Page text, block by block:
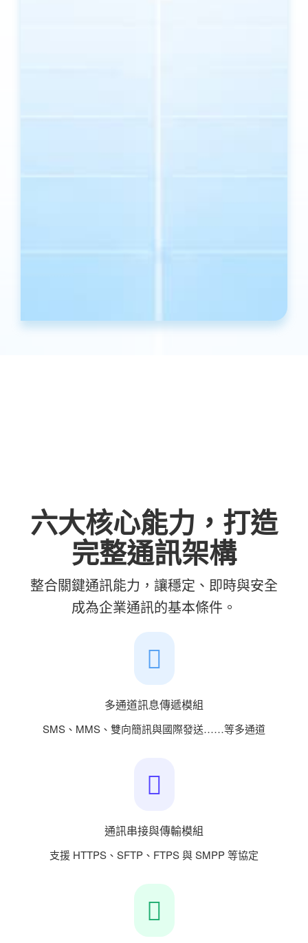
六大核心能力，打造
完整通訊架構
整合關鍵通訊能力，讓穩定、即時與安全
成為企業通訊的基本條件。
多通道訊息傳遞模組
SMS、MMS、雙向簡訊與國際發送……等多通道
通訊串接與傳輸模組
支援 HTTPS、SFTP、FTPS 與 SMPP 等協定